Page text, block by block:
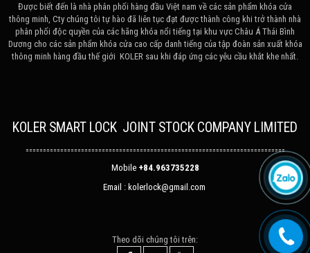
Được biết đến là nhà phân phối hàng đầu Việt nam về các sản phẩm khóa cửa
thông minh, Cty chúng tôi tự hào đã liên tục đạt được thành công khi trở thành nhà
phân phối độc quyền của các hãng khóa nổi tiếng tại khu vực Châu Á Thái Bình
Dương cho các sản phẩm khóa cửa cao cấp danh tiếng của tập đoàn sản xuất khóa
thông minh hàng đầu thế giới KOLER sau khi đáp ứng các yêu cầu khắt khe nhất.
KOLER SMART LOCK JOINT STOCK COMPANY LIMITED
===========================================================================
Mobile +84.963735228
Email : kolerlock@gmail.com
Theo dõi chúng tôi trên: